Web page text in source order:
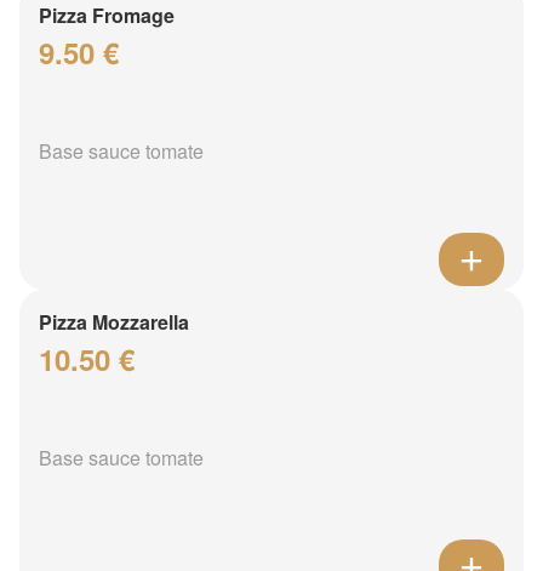
Pizza Fromage
9.50 €
Base sauce tomate
Pizza Mozzarella
10.50 €
Base sauce tomate